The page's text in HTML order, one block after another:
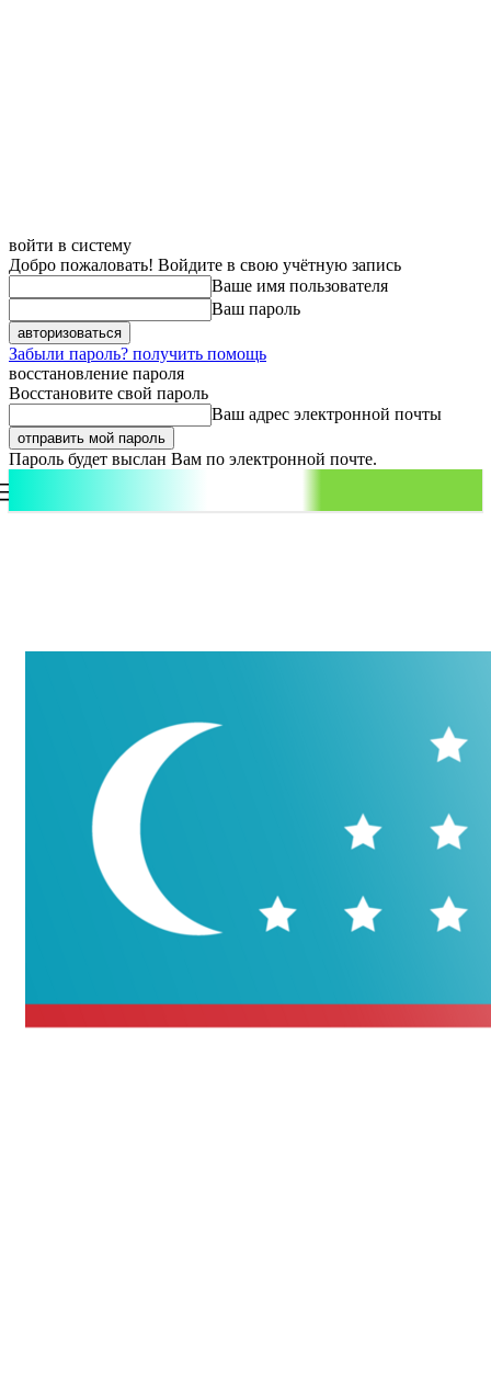
войти в систему
Добро пожаловать! Войдите в свою учётную запись
Ваше имя пользователя
Ваш пароль
Забыли пароль? получить помощь
восстановление пароля
Восстановите свой пароль
Ваш адрес электронной почты
Пароль будет выслан Вам по электронной почте.